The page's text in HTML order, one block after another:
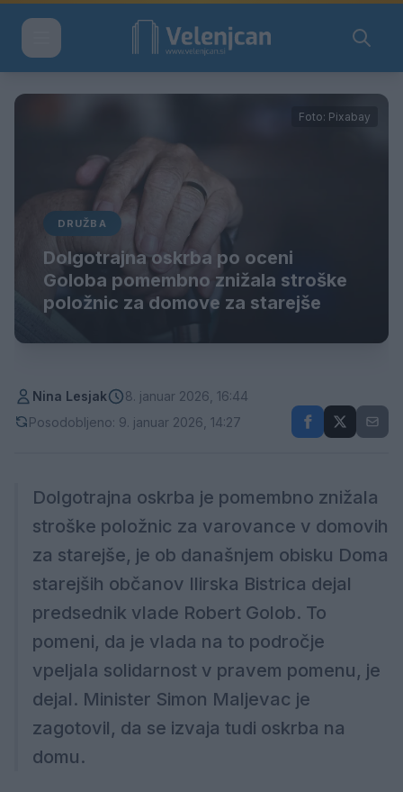
Foto: Pixabay
DRUŽBA
Dolgotrajna oskrba po oceni
Goloba pomembno znižala stroške
položnic za domove za starejše
Nina Lesjak
8. januar 2026, 16:44
Posodobljeno: 9. januar 2026, 14:27
Dolgotrajna oskrba je pomembno znižala
stroške položnic za varovance v domovih
za starejše, je ob današnjem obisku Doma
starejših občanov Ilirska Bistrica dejal
predsednik vlade Robert Golob. To
pomeni, da je vlada na to področje
vpeljala solidarnost v pravem pomenu, je
dejal. Minister Simon Maljevac je
zagotovil, da se izvaja tudi oskrba na
domu.